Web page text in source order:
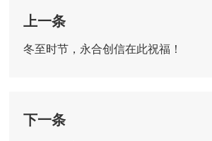
上一条
冬至时节，永合创信在此祝福！
下一条